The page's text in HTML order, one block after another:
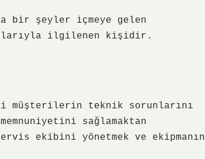
bir şeyler içmeye gelen
ilgilenen kişidir.
teknik sorunlarını
sağlamaktan
ekibini yönetmek ve ekipmanın